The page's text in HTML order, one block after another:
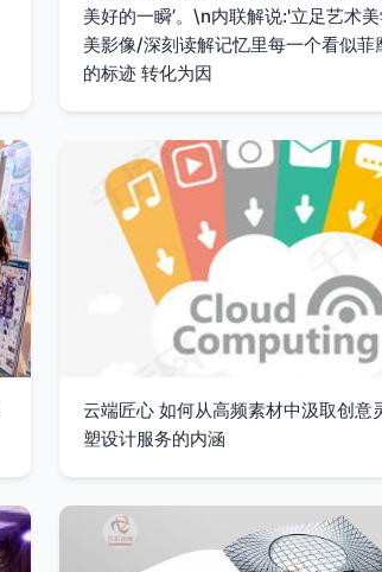
美好的一瞬’。\n内联解说:'立足艺术
美影像/深刻读解记忆里每一个看似菲
的标迹 转化为因
云端匠心 如何从高频素材中汲取创意
塑设计服务的内涵